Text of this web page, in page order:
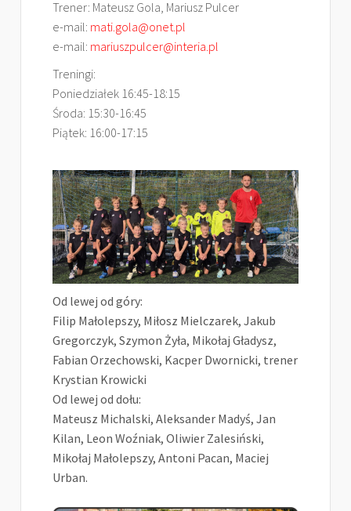
Trener: Mateusz Gola, Mariusz Pulcer
e-mail: mati.gola@onet.pl
e-mail: mariuszpulcer@interia.pl
Treningi:
Poniedziałek 16:45-18:15
Środa: 15:30-16:45
Piątek: 16:00-17:15
Od lewej od góry:
Filip Małolepszy, Miłosz Mielczarek, Jakub
Gregorczyk, Szymon Żyła, Mikołaj Gładysz,
Fabian Orzechowski, Kacper Dwornicki, trener
Krystian Krowicki
Od lewej od dołu:
Mateusz Michalski, Aleksander Madyś, Jan
Kilan, Leon Woźniak, Oliwier Zalesiński,
Mikołaj Małolepszy, Antoni Pacan, Maciej
Urban.